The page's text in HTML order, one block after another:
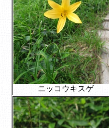
ニッコウキスゲ